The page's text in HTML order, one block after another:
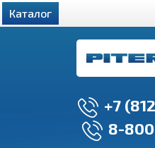
+7
8-
Каталог